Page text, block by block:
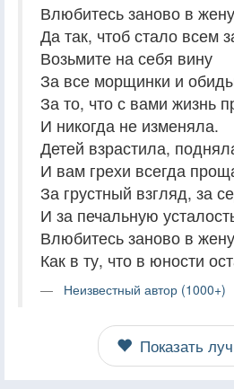
Влюбитесь заново в
Да так, чтоб стало всем
Возьмите на себя вину
За все морщинки и
За то, что с вами жизнь
И никогда не изменяла.
Детей взрастила,
И вам грехи всегда
За грустный взгляд, за
И за печальную
Влюбитесь заново в
Как в ту, что в юности
Неизвестный автор (1000+)
Показать